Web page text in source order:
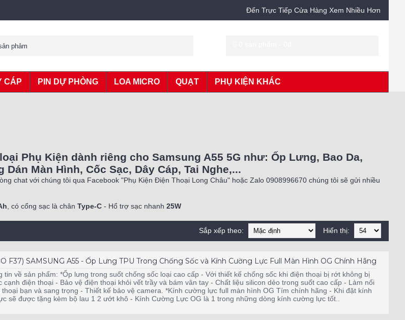
Đến Trực Tiếp Cửa Hàng Xem Nhiều Hơn
CÁP PIN DỰ PHÒNG LOA MICRO QUẠT PHỤ KIỆN KHÁC
Phụ Kiện dành riêng cho Samsung A55 5G như: Ốp Lưng, Bao Da,
Màn Hình, Cốc Sạc, Dây Cáp, Tai Nghe,...
chat với chúng tôi qua Facebook "Phụ Kiện Điện Thoại Long Châu" hoặc Zalo 0908996670 chúng tôi sẽ gửi nhiều
, có cổng sạc là chân Type-C - Hổ trợ sạc nhanh 25W
Hiển thị:
Sắp xếp theo:
F37) SAMSUNG A55 - Ốp Lưng TPU Trong Chống Sốc và Kính Cường Lực Full Màn Hình OG Chính Hãng
tin về sản phẩm: *Ốp lưng trong suốt chống sốc loại cao cấp - Với thiết kế chống sốc khi điện thoại bị rớt không bị
cạnh điện thoại - Bảo vệ điện thoại khỏi vết trầy và bám vân tay - Chất liệu silicon dẻo trong suốt cao cấp - Làm nổi
thoại bạn và sang trọng - Thiết kế bảo vệ camera. *Kính cường lực full màn hình OG Tím chính hãng - Khi đặt kính
sẽ được tặng kèm bộ lau 1 2 ướt khô - Kính Cường Lực OG là 1 trong những dòng kính cường lực tốt..